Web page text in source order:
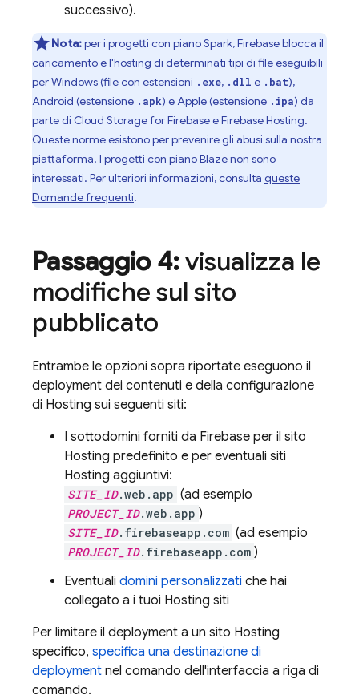
successivo).
Nota:per i progetti con piano Spark, Firebase blocca il
caricamento e l'hosting di determinati tipi di file eseguibili
per Windows (file con estensioni .exe, .dll e .bat),
Android (estensione .apk) e Apple (estensione .ipa) da
parte di Cloud Storage for FirebaseeFirebase Hosting.
Queste norme esistono per prevenire gli abusi sulla nostra
piattaforma. I progetti con piano Blaze non sono
interessati. Per ulteriori informazioni, consulta queste
Domande frequenti.
Passaggio 4:visualizza le
modifiche sul sito
pubblicato
Entrambe le opzioni sopra riportate eseguono il
deployment dei contenuti e della configurazione
di Hosting sui seguenti siti:
I sottodomini forniti da Firebase per il sito
Hosting predefinito e per eventuali siti
Hosting aggiuntivi:
SITE_ID.web.app (ad esempio
PROJECT_ID.web.app )
SITE_ID.firebaseapp.com (ad esempio
PROJECT_ID.firebaseapp.com )
Eventuali domini personalizzati che hai
collegato a i tuoi Hosting siti
Per limitare il deployment a un sito Hosting
specifico, specifica una destinazione di
deployment nel comando dell'interfaccia a riga di
comando.